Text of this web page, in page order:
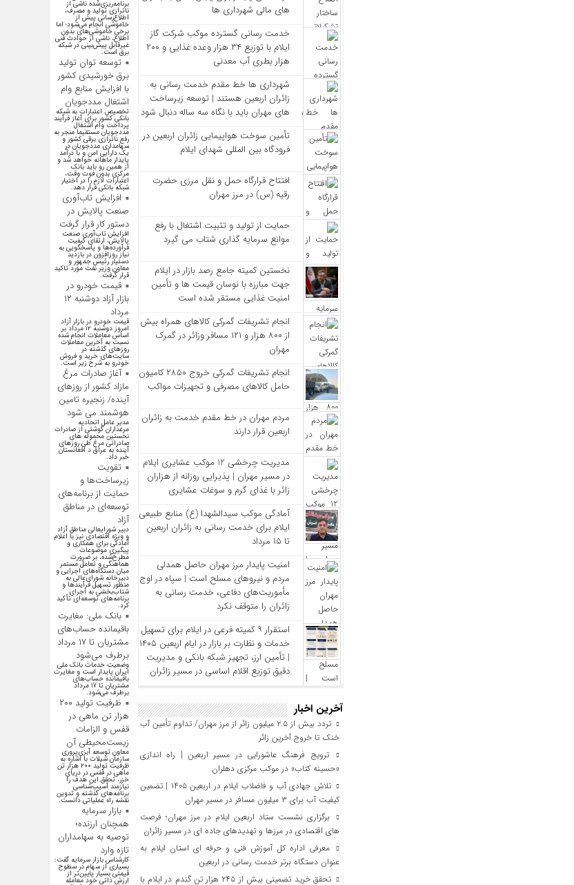
های مالی شهرداری‌ ها
خدمت رسانی گسترده موکب شرکت گاز
ایلام با توزیع ۳۴ هزار وعده غذایی و ۲۰۰
هزار بطری آب معدنی
شهرداری‌ ها خط مقدم خدمت ‌رسانی به
زائران اربعین هستند | توسعه زیرساخت
‌های مهران باید با نگاه سه‌ ساله دنبال شود
تأمین سوخت هواپیمایی زائران اربعین در
فرودگاه بین المللی شهدای ایلام
افتتاح قرارگاه حمل‌ و نقل مرزی حضرت
رقیه (س) در مرز مهران
حمایت از تولید و تثبیت اشتغال با رفع
موانع سرمایه‌ گذاری شتاب می‌ گیرد
نخستین کمیته جامع رصد بازار در ایلام
جهت مبارزه با نوسان قیمت‌ ها و تأمین
امنیت غذایی مستقر شده است
انجام تشریفات گمرکی کالاهای همراه بیش
از ۸۰۰ هزار و ۱۲۱ مسافر وزائر در گمرک
مهران
انجام تشریفات گمرکی خروج ۲۸۵۰ کامیون
حامل کالاهای مصرفی و تجهیزات مواکب
مردم مهران در خط مقدم خدمت به زائران
اربعین قرار دارند
مدیریت چرخشی 12 موکب‌ عشایری ایلام
در مسیر مهران | پذیرایی روزانه از هزاران
زائر با غذای گرم و سوغات عشایری
آمادگی موکب سیدالشهدا (ع) منابع طبیعی
ایلام برای خدمت‌ رسانی به زائران اربعین
تا ۱۵ مرداد
امنیت پایدار مرز مهران حاصل همدلی
مردم و نیروهای مسلح است | سپاه در اوج
مأموریت‌های دفاعی، خدمت‌ رسانی به
زائران را متوقف نکرد
استقرار ۹ کمیته فرعی در ایلام برای تسهیل
خدمات و نظارت بر بازار در ایام اربعین ۱۴۰۵
| تأمین ارز، تجهیز شبکه بانکی و مدیریت
دقیق توزیع اقلام اساسی در مسیر زائران
آخرین اخبار
تردد بیش از ۲.۵ میلیون زائر از مرز مهران/ تداوم تأمین آب
خنک تا خروج آخرین زائر
ترویج فرهنگ عاشورایی در مسیر اربعین | راه‌ اندازی
«حسینه کتاب» در موکب مرکزی دهلران
تلاش جهادی آب و فاضلاب ایلام در اربعین ۱۴۰۵ | تضمین
کیفیت آب برای ۳ میلیون مسافر در مسیر مهران
برگزاری نشست ستاد اربعین ایلام در مرز مهران؛ فرصت‌
های اقتصادی در مرزها و تهدیدهای جاده‌ ای در مسیر زائران
معرفی اداره کل آموزش فنی و حرفه‌ ای استان ایلام به‌
عنوان دستگاه برتر خدمت‌ رسانی در اربعین
تحقق خرید تضمینی بیش از ۲۴۵ هزار تن گندم در ایلام با
برنامه‌ریزی‌شده ناشی از
ناترازی تولید و مصرف،
اطلاع‌رسانی پیش از
خاموشی انجام می‌شود؛ اما
برخی خاموشی‌های بدون
اطلاع، ناشی از حوادث فنی
غیرقابل پیش‌بینی در شبکه
برق است.
توسعه توان تولید
برق خورشیدی کشور
با افزایش منابع وام
اشتغال مددجویان
تخصیص اعتبارات به شبکه
بانکی کشور برای آغاز فرآیند
پرداخت وام اشتغال
مددجویان مستقیما منجر به
رفع ناترازی برقی کشور و
سهامداری مددجویان در
یک دارایی امن و با درآمد
پایدار ماهانه خواهد شد و
از همین رو باید بانک
مرکزی بدون فوت وقت،
اعتبارات لازم را در اختیار
شبکه بانکی قرار دهد.
افزایش تاب‌آوری
صنعت پالایش در
دستور کار قرار گرفت
افزایش تاب‌آوری صنعت
پالایش، ارتقای کیفیت
فرآورده‌ها و پاسخگویی به
نیاز روزافزون در بازدید
دستیار رئیس جمهور و
معاون وزیر نفت مورد تاکید
قرار گرفت.
قیمت خودرو در
بازار آزاد دوشنبه ۱۲
مرداد
قیمت خودرو در بازار آزاد
امروز دوشنبه ۱۲ مرداد بر
اساس معاملات انجام شده
نسبت به آخرین معاملات
روز‌های گذشته در
سایت‌های خرید و فروش
خودرو به شرح زیر است.
آغاز صادرات مرغ
مازاد کشور از روزهای
آینده/ زنجیره تامین
هوشمند می شود
مدیر عامل اتحادیه
مرغداران گوشتی از صادرات
نخستین محموله های
صادراتی مرغ طی روزهای
آینده به عراق د افغانستان
خبر داد.
تقویت
زیرساخت‌ها و
حمایت از برنامه‌های
توسعه‌ای در مناطق
آزاد
دبیر شورایعالی مناطق آزاد
و ویژه اقتصادی نیز با اعلام
آمادگی برای همکاری و
پیگیری موضوعات
مطرح‌شده، بر ضرورت
هماهنگی و تعامل مستمر
میان دستگاه‌های اجرایی و
دبیرخانه شورای‌عالی به
منظور تسهیل فرآیند‌ها و
شتاب‌بخشی به اجرای
برنامه‌های توسعه‌ای تأکید
کرد.
بانک ملی: مغایرت
باقیمانده حساب‌های
مشتریان تا ۱۷ مرداد
برطرف می‌شود
وضعیت خدمات بانک ملی
ایران پایدار است و مغایرت‌
باقیمانده حساب‌های
مشتریان تا 17 مرداد
برطرف می‌شود.
ظرفیت تولید ۲۰۰
هزار تن ماهی در
قفس و الزامات
زیست‌محیطی آن
معاون توسعه آبزی‌پروری
سازمان شیلات با اشاره به
ظرفیت تولید ۲۰۰ هزار تن
ماهی در قفس در دریای
خزر، تحقق این هدف را
نیازمند آسیب‌شناسی
برنامه‌های گذشته و تدوین
نقشه راه عملیاتی دانست.
بازار سرمایه
همچنان ارزنده؛
توصیه به سهامداران
تازه وارد
کارشناس بازار سرمایه گفت:
بسیاری از سهام در سطوح
قیمتی بسیار پایین‌تر از
ارزش ذاتی خود معامله